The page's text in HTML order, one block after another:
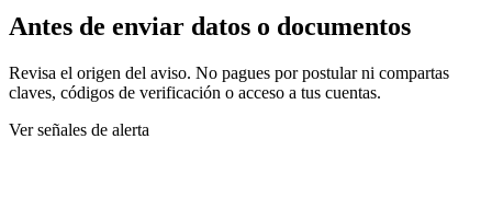
Antes de enviar datos o documentos
Revisa el origen del aviso. No pagues por postular ni compartas
claves, códigos de verificación o acceso a tus cuentas.
Ver señales de alerta